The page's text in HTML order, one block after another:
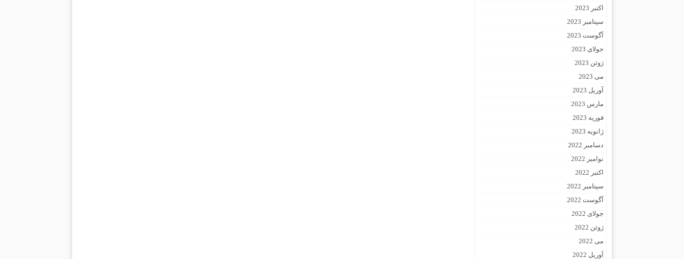
اکتبر 2023
سپتامبر 2023
آگوست 2023
جولای 2023
ژوئن 2023
می 2023
آوریل 2023
مارس 2023
فوریه 2023
ژانویه 2023
دسامبر 2022
نوامبر 2022
اکتبر 2022
سپتامبر 2022
آگوست 2022
جولای 2022
ژوئن 2022
می 2022
آوریل 2022